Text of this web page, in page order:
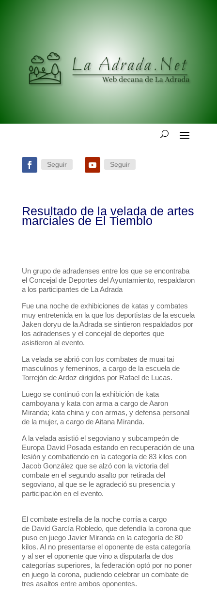
Seguir Seguir
Resultado de la velada de artes
marciales de El Tiemblo
Un grupo de adradenses entre los que se encontraba
el Concejal de Deportes del Ayuntamiento, respaldaron
a los participantes de La Adrada
Fue una noche de exhibiciones de katas y combates
muy entretenida en la que los deportistas de la escuela
Jaken doryu de la Adrada se sintieron respaldados por
los adradenses y el concejal de deportes que
asistieron al evento.
La velada se abrió con los combates de muai tai
masculinos y femeninos, a cargo de la escuela de
Torrejón de Ardoz dirigidos por Rafael de Lucas.
Luego se continuó con la exhibición de kata
camboyana y kata con arma a cargo de Aaron
Miranda; kata china y con armas, y defensa personal
de la mujer, a cargo de Aitana Miranda.
A la velada asistió el segoviano y subcampeón de
Europa David Posada estando en recuperación de una
lesión y combatiendo en la categoría de 83 kilos con
Jacob González que se alzó con la victoria del
combate en el segundo asalto por retirada del
segoviano, al que se le agradeció su presencia y
participación en el evento.
El combate estrella de la noche corría a cargo
de David García Robledo, que defendía la corona que
puso en juego Javier Miranda en la categoría de 80
kilos. Al no presentarse el oponente de esta categoría
y al ser el oponente que vino a disputarla de dos
categorías superiores, la federación optó por no poner
en juego la corona, pudiendo celebrar un combate de
tres asaltos entre ambos oponentes.